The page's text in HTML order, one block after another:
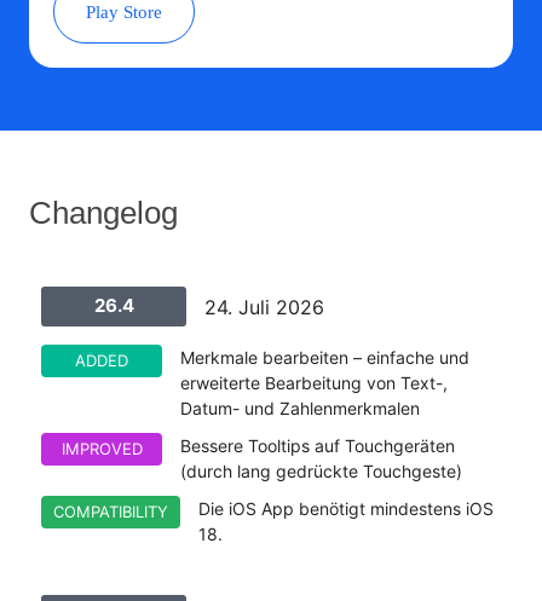
Play Store
Changelog
26.4 24. Juli 2026
ADDED
Merkmale bearbeiten – einfache und
erweiterte Bearbeitung von Text-,
Datum- und Zahlenmerkmalen
IMPROVED
Bessere Tooltips auf Touchgeräten
(durch lang gedrückte Touchgeste)
COMPATIBILITY
Die iOS App benötigt mindestens iOS
18.